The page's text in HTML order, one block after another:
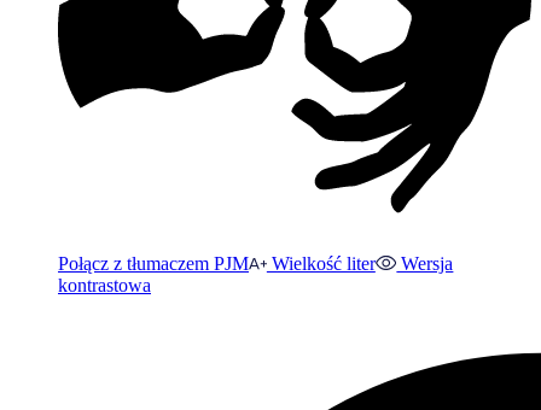
Połącz z tłumaczem PJM Wielkość liter
Wersja
kontrastowa